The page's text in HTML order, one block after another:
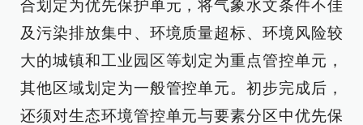
合划定为优先保护单元，将气象水文条件不佳
及污染排放集中、环境质量超标、环境风险较
大的城镇和工业园区等划定为重点管控单元，
其他区域划定为一般管控单元。初步完成后，
还须对生态环境管控单元与要素分区中优先保